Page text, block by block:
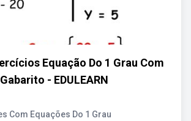
Equação Do 1 Grau Com
Gabarito - EDULEARN
Com Equações Do 1 Grau